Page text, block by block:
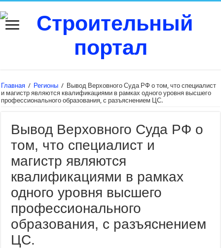
Главная / Регионы / Вывод Верховного Суда РФ о том, что специалист
и магистр являются квалификациями в рамках одного уровня высшего
профессионального образования, с разъяснением ЦС.
Вывод Верховного Суда РФ о
том, что специалист и
магистр являются
квалификациями в рамках
одного уровня высшего
профессионального
образования, с разъяснением
ЦС.